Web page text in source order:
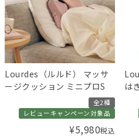
Lourdes（ルルド） マッサ
ージクッション ミニプロS
全2種
レビューキャンペーン対象品
¥5,980税込
は